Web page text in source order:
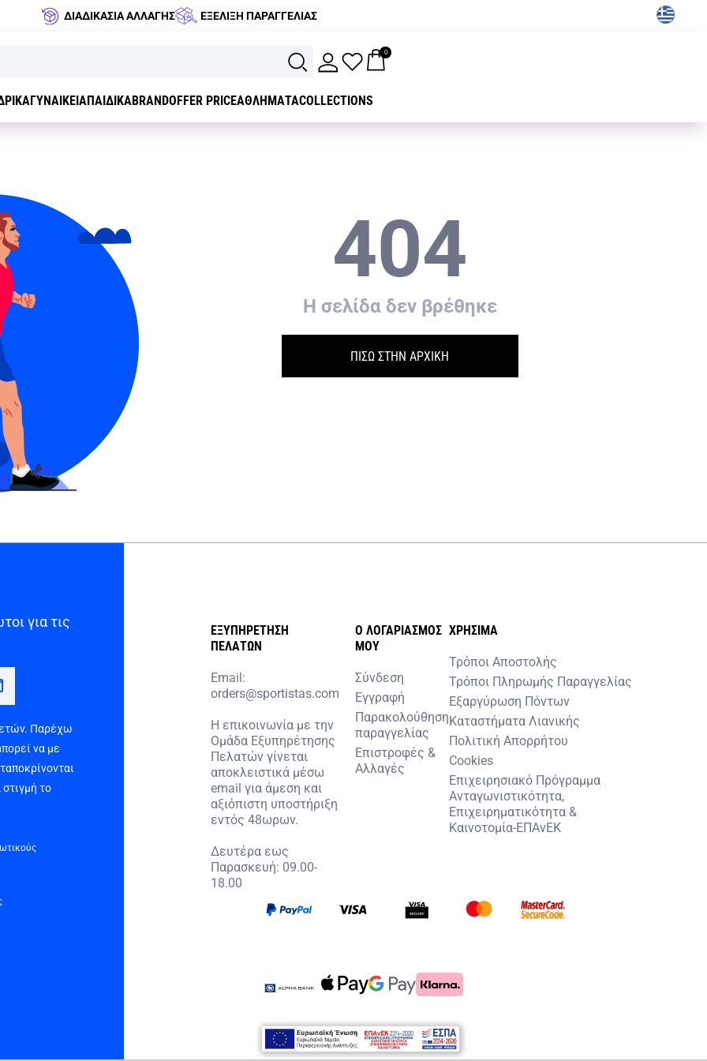
ΔΙΑΔΙΚΑΣΙΑ ΑΛΛΑΓΗΣ ΕΞΕΛΙΞΗ ΠΑΡΑΓΓΕΛΙΑΣ
0
ΓΥΝΑΙΚΕΙΑΠΑΙΔΙΚΑBRANDOFFER PRICEΑΘΛΗΜΑΤΑCOLLECTIONS
404
H σελίδα δεν βρέθηκε
ΠΙΣΩ ΣΤΗΝ ΑΡΧΙΚΗ
για τις
Παρέχω
να με
το
ΕΞΥΠΗΡΕΤΗΣΗ
ΠΕΛΑΤΩΝ
Email:
orders@sportistas.com
Η επικοινωνία με την
Ομάδα Εξυπηρέτησης
Πελατών γίνεται
αποκλειστικά μέσω
email για άμεση και
αξιόπιστη υποστήριξη
εντός 48ωρων.
Δευτέρα εως
Παρασκευή: 09.00-
18.00
O ΛΟΓΑΡΙΑΣΜOΣ
MOY
Σύνδεση
Εγγραφή
Παρακολούθηση
παραγγελίας
Επιστροφές &
Αλλαγές
ΧΡHΣΙΜΑ
Τρόποι Αποστολής
Τρόποι Πληρωμής Παραγγελίας
Εξαργύρωση Πόντων
Καταστήματα Λιανικής
Πολιτική Απορρήτου
Cookies
Επιχειρησιακό Πρόγραμμα
Ανταγωνιστικότητα,
Επιχειρηματικότητα &
Καινοτομία-ΕΠΑνΕΚ